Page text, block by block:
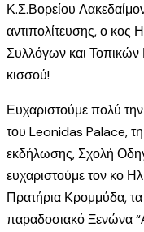
Κ.Σ.Βορείου
αντιπολίτευσης, ο κος
Συλλόγων και Τοπικών
κισσού!
Ευχαριστούμε πολύ
του Leonidas Palace,
εκδήλωσης, Σχολή
ευχαριστούμε τον κο
Πρατήρια Κρομμύδα,
παραδοσιακό Ξενώνα